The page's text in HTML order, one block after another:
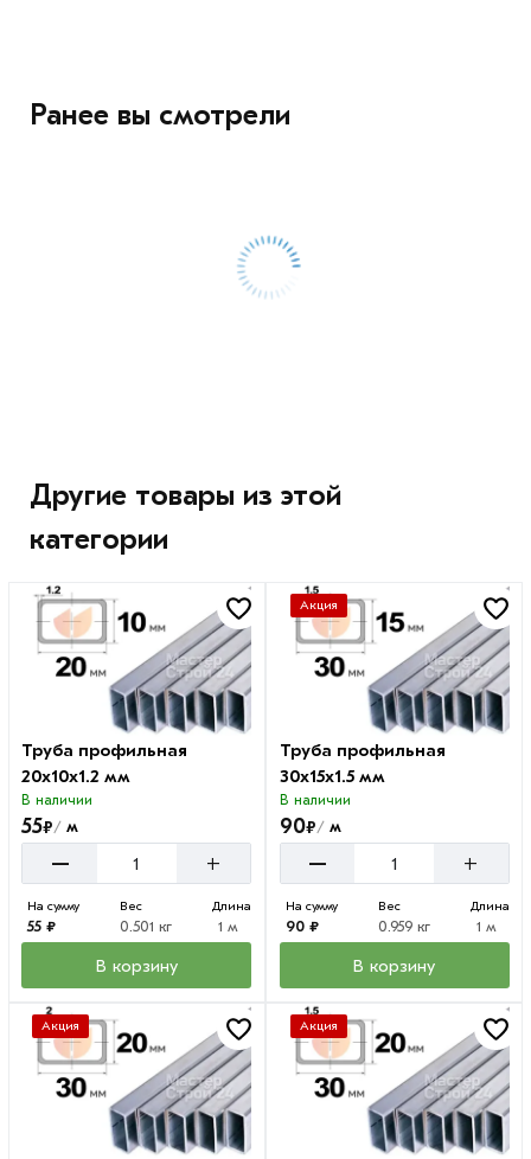
Ранее вы смотрели
Другие товары из этой
категории
Труба профильная
20х10х1.2 мм
В наличии
55₽/ м
– +
На сумму
55 ₽
Вес
0.501 кг
Длина
1 м
В корзину
Акция
Труба профильная
30х15х1.5 мм
В наличии
90₽/м
– +
На сумму
90 ₽
Вес
0.959 кг
Длина
1 м
В корзину
Акция Акция